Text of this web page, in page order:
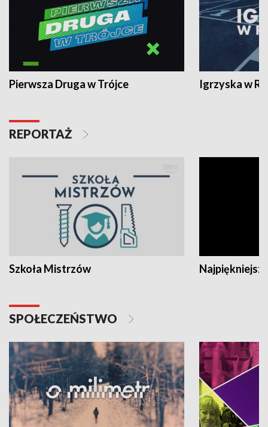
Pierwsza Druga w Trójce Igrzyska w
REPORTAŻ
Szkoła Mistrzów
SPOŁECZEŃSTWO